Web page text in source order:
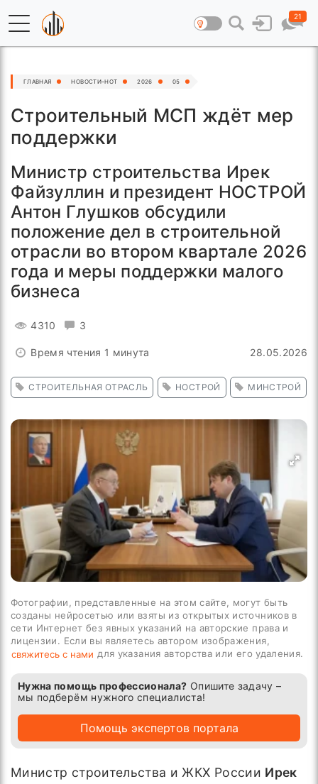
21
ГЛАВНАЯ НОВОСТИ–HOT 2026 05
Строительный МСП ждёт мер
поддержки
Министр строительства Ирек
Файзуллин и президент НОСТРОЙ
Антон Глушков обсудили
положение дел в строительной
отрасли во втором квартале 2026
года и меры поддержки малого
бизнеса
4310 3
Время чтения 1 минута 28.05.2026
СТРОИТЕЛЬНАЯ ОТРАСЛЬ НОСТРОЙ МИНСТРОЙ
Фотографии, представленные на этом сайте, могут быть
созданы нейросетью или взяты из открытых источников в
сети Интернет без явных указаний на авторские права и
лицензии. Если вы являетесь автором изображения,
свяжитесь с нами для указания авторства или его удаления.
Нужна помощь профессионала? Опишите задачу –
мы подберём нужного специалиста!
Помощь экспертов портала
Министр строительства и ЖКХ России Ирек